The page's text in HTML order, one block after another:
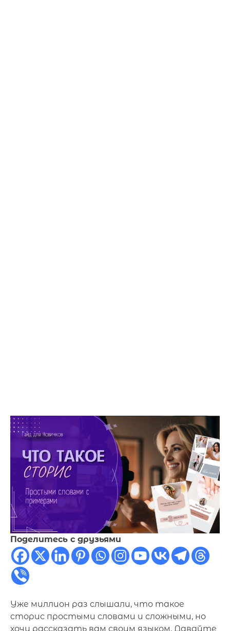
Поделитесь с друзьями
Уже миллион раз слышали, что такое
сторис простыми словами и сложными, но
хочу рассказать вам своим языком. Давайте